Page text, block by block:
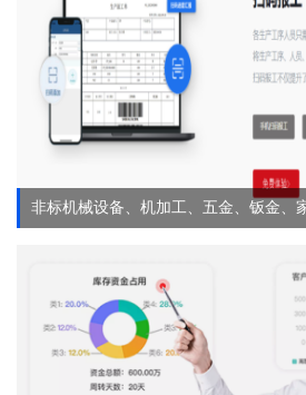
非标机械设备、机加工、五金、钣金、